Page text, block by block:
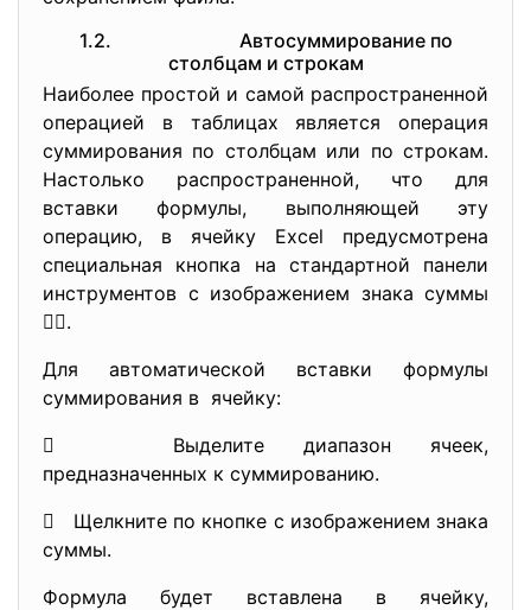
1.2. Автосуммирование по
столбцам и строкам
Наиболее простой и самой распространенной
операцией в таблицах является операция
суммирования по столбцам или по строкам.
Настолько распространенной, что для
вставки формулы, выполняющей эту
операцию, в ячейку Excel предусмотрена
специальная кнопка на стандартной панели
инструментов с изображением знака суммы
.
Для автоматической вставки формулы
суммирования в ячейку:
 Выделите диапазон ячеек,
предназначенных к суммированию.
 Щелкните по кнопке с изображением знака
суммы.
Формула будет вставлена в ячейку,